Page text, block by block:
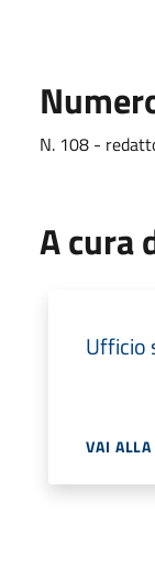
N. 108 -
A cura
Ufficio
VAI